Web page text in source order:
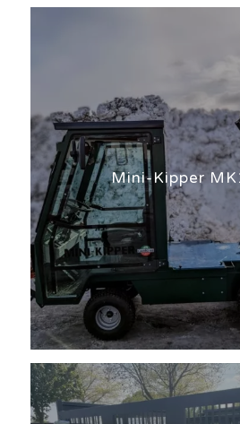
Mini-Kipper